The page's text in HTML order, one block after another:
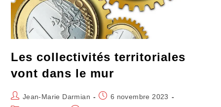
Les collectivités territoriales
vont dans le mur
Auteur/autrice
Jean-Marie Darmian
Publication
6 novembre 2023